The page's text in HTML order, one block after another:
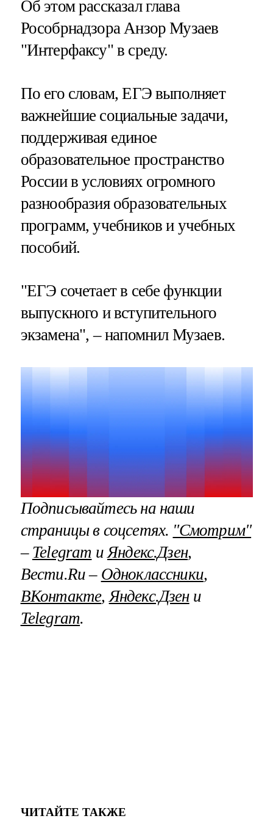
Об этом рассказал глава
Рособрнадзора Анзор Музаев
"Интерфаксу" в среду.
По его словам, ЕГЭ выполняет
важнейшие социальные задачи,
поддерживая единое
образовательное пространство
России в условиях огромного
разнообразия образовательных
программ, учебников и учебных
пособий.
"ЕГЭ сочетает в себе функции
выпускного и вступительного
экзамена", – напомнил Музаев.
Подписывайтесь на наши
страницы в соцсетях. "Смотрим"
– Telegram иЯндекс.Дзен,
Вести.Ru – Одноклассники,
ВКонтакте,Яндекс.Дзени
Telegram.
ЧИТАЙТЕ ТАКЖЕ